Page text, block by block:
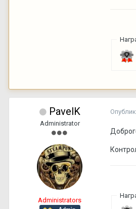
PavelK
Administrator
Administrators